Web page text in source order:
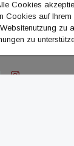
Cookies
Cookies auf
zu
zu